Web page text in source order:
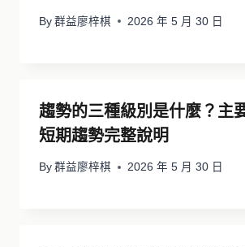
By 群益廖梓棋 2026 年 5 月 30 日
趨勢的三種級別是什麼？主
短期趨勢完整說明
By 群益廖梓棋 2026 年 5 月 30 日